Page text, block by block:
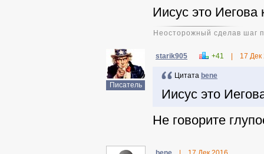
Иисус это
Неосторожный сделав шаг
Писатель
starik905 +41 17 Дек
Цитата benе
Иисус это
Не говорите